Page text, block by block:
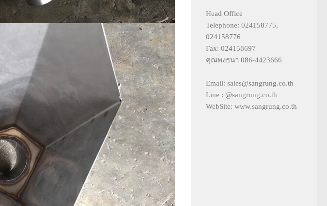
Head Office
Telephone: 024158775,
024158776
Fax: 024158697
คุณพงธนา 086-4423666
Email: sales@sangrung.co.th
Line : @sangrung.co.th
WebSite: www.sangrung.co.th